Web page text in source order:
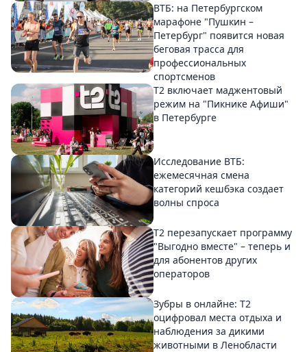
ВТБ: на Петербургском
марафоне "Пушкин –
Петербург" появится новая
беговая трасса для
профессиональных
спортсменов
Т2 включает маджентовый
режим на "Пикнике Афиши"
в Петербурге
Исследование ВТБ:
ежемесячная смена
категорий кешбэка создает
волны спроса
Т2 перезапускает программу
"Выгодно вместе" – теперь и
для абонентов других
операторов
Зубры в онлайне: Т2
оцифровал места отдыха и
наблюдения за дикими
животными в Ленобласти